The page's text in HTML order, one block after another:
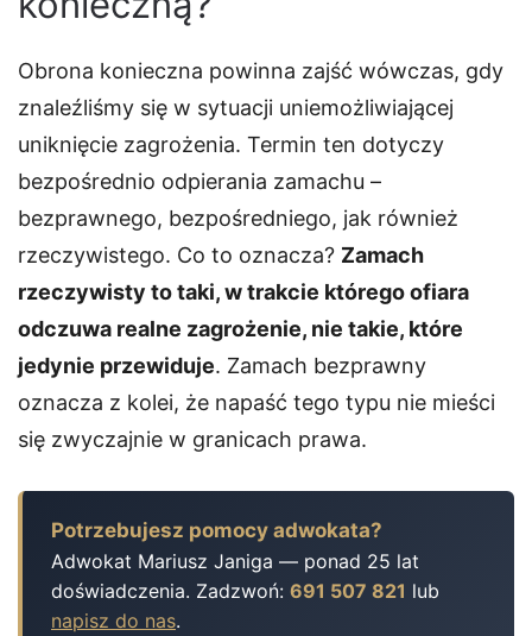
Obrona konieczna powinna zajść wówczas, gdy
znaleźliśmy się w sytuacji uniemożliwiającej
uniknięcie zagrożenia. Termin ten dotyczy
bezpośrednio odpierania zamachu –
bezprawnego, bezpośredniego, jak również
rzeczywistego. Co to oznacza? Zamach
rzeczywisty to taki, w trakcie którego ofiara
odczuwa realne zagrożenie, nie takie, które
jedynie przewiduje. Zamach bezprawny
oznacza z kolei, że napaść tego typu nie mieści
się zwyczajnie w granicach prawa.
Potrzebujesz pomocy adwokata?
Adwokat Mariusz Janiga — ponad 25 lat
doświadczenia. Zadzwoń: 691 507 821 lub
napisz do nas.